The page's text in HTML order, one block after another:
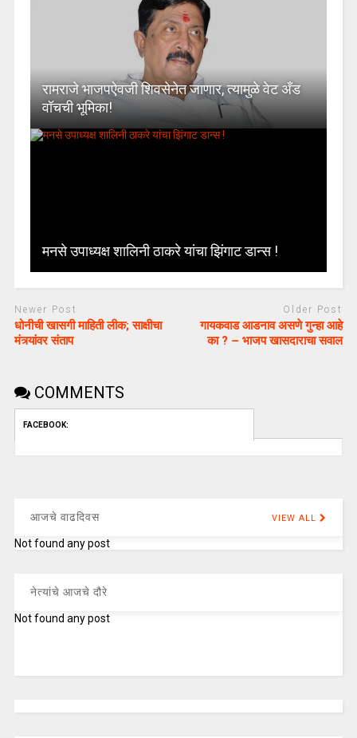
रामराजे भाजपऐवजी शिवसेनेत जाणार, त्यामुळे वेट अँड
वॉचची भूमिका!
मनसे उपाध्यक्ष शालिनी ठाकरे यांचा झिंगाट डान्स !
Newer Post
धोनीची खासगी माहिती लीक; साक्षीचा
मंत्र्यांवर संताप
Older Post
गायकवाड आडनाव असणे गुन्हा आहे
का ? – भाजप खासदाराचा सवाल
COMMENTS
FACEBOOK:
आजचे वाढदिवस VIEW ALL
Not found any post
नेत्यांचे आजचे दौरे
Not found any post